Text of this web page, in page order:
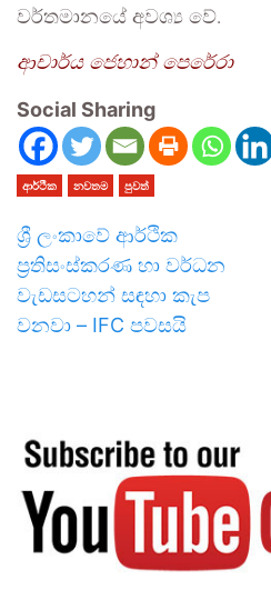
වර්තමානයේ අවශ්‍ය වේ.
ආචාර්ය ජෙහාන් පෙරේරා
Social Sharing
ආර්ථික නවතම පුවත්
ශ්‍රී ලංකාවේ ආර්ථික
ප්‍රතිසංස්කරණ හා වර්ධන
වැඩසටහන් සඳහා කැප
වනවා – IFC පවසයි